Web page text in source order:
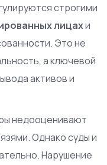
строгими
лицахи
. Это не
а ключевой
активов и
недооценивают
Однако суды и
Нарушение